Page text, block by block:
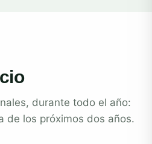
durante todo el año:
de los próximos dos años.